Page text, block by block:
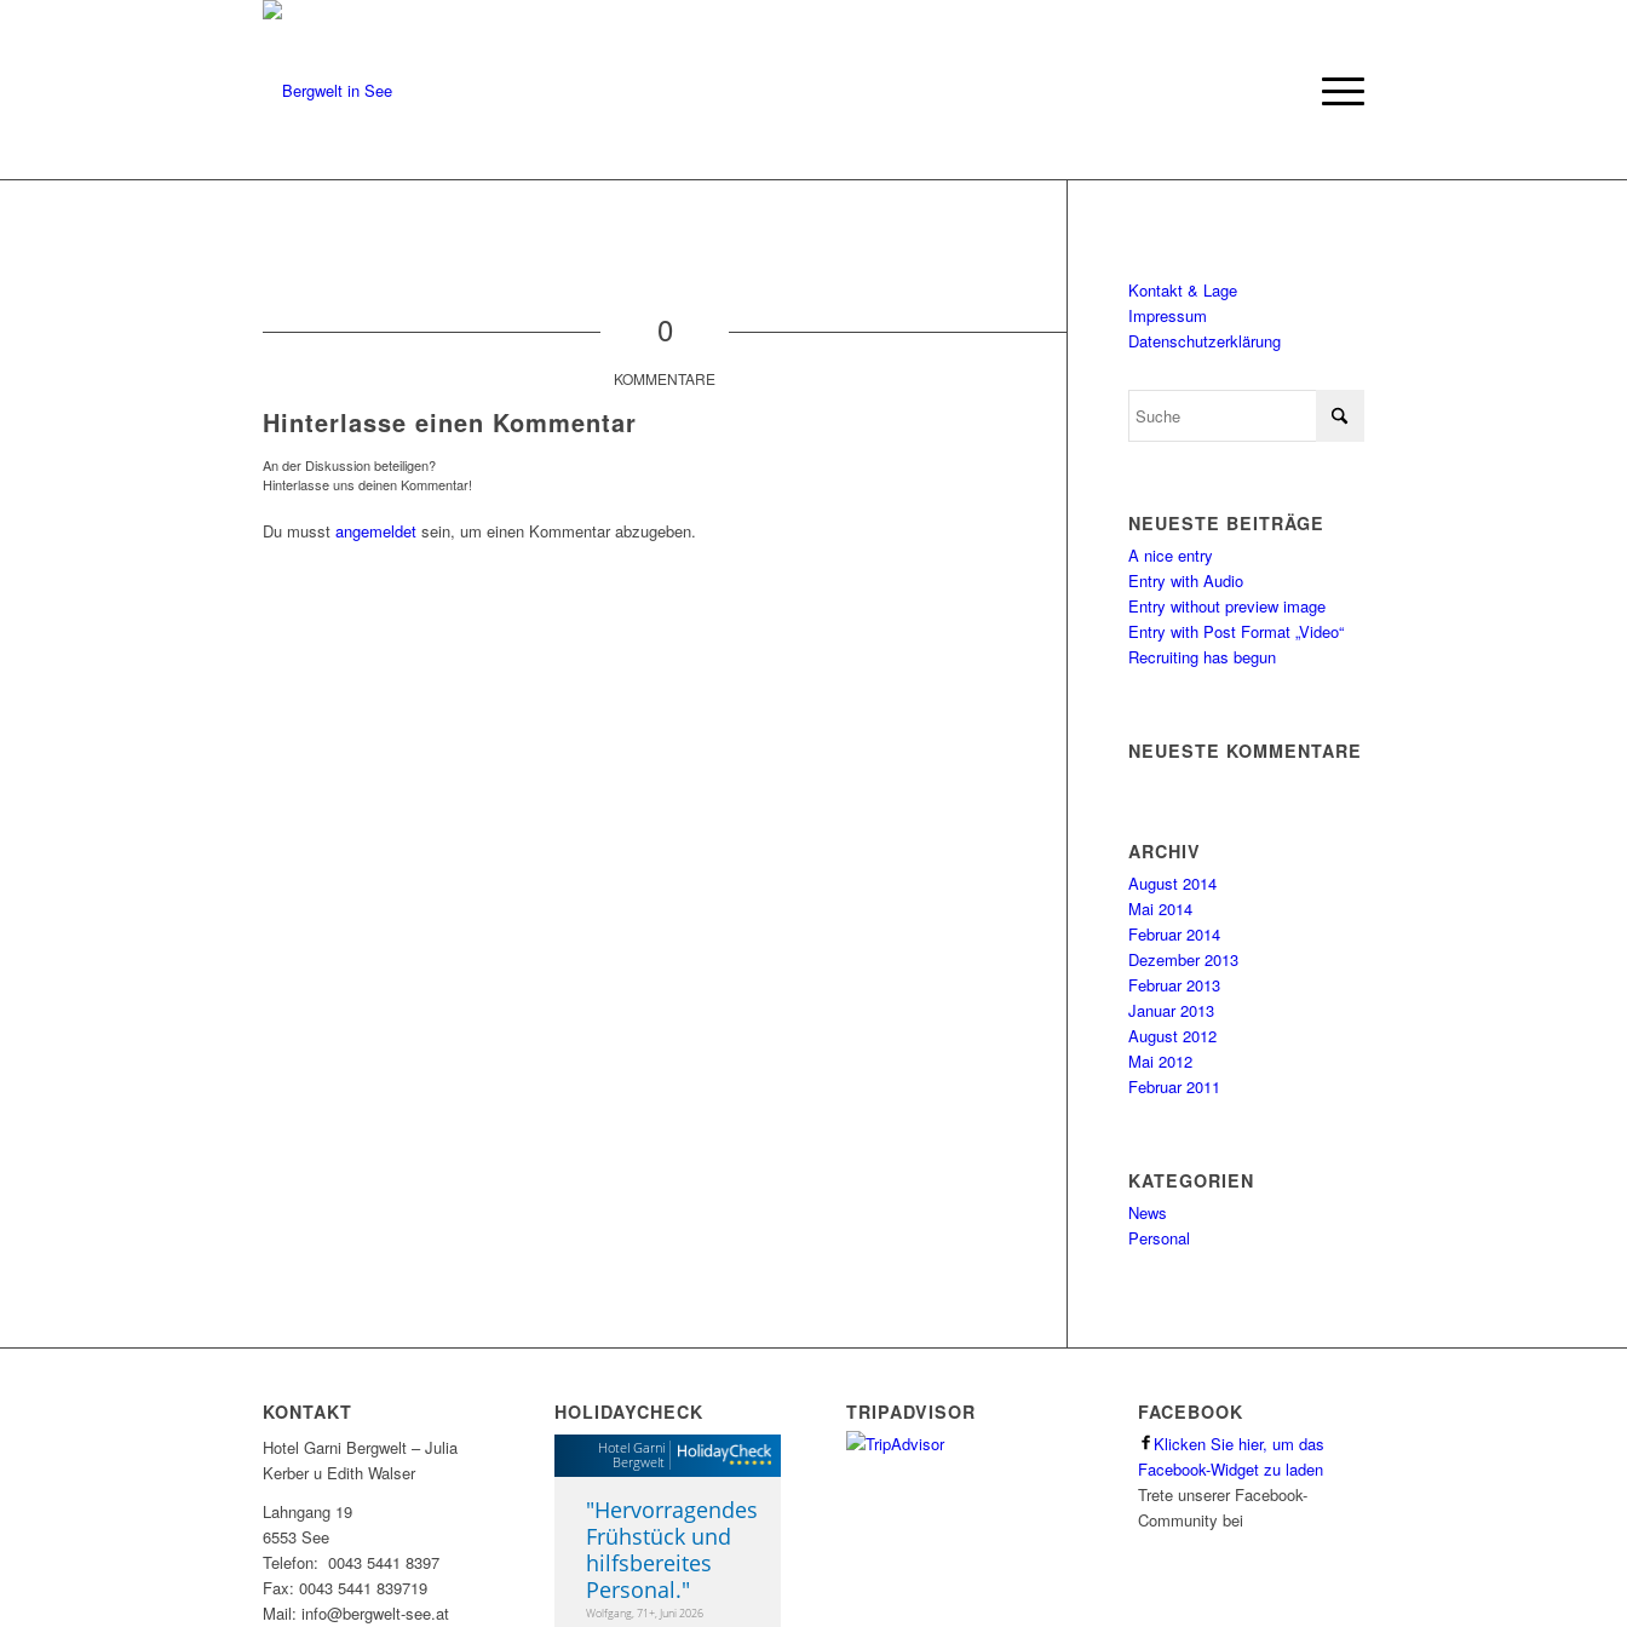
0
KOMMENTARE
Hinterlasse einen Kommentar
An der Diskussion beteiligen?
Hinterlasse uns deinen Kommentar!
Du musst angemeldet sein, um einen Kommentar abzugeben.
Kontakt & Lage
Impressum
Datenschutzerklärung
NEUESTE BEITRÄGE
A nice entry
Entry with Audio
Entry without preview image
Entry with Post Format „Video“
Recruiting has begun
NEUESTE KOMMENTARE
ARCHIV
August 2014
Mai 2014
Februar 2014
Dezember 2013
Februar 2013
Januar 2013
August 2012
Mai 2012
Februar 2011
KATEGORIEN
News
Personal
KONTAKT
Hotel Garni Bergwelt – Julia
Kerber u Edith Walser
Lahngang 19
6553 See
Telefon: 0043 5441 8397
Fax: 0043 5441 839719
Mail: info@bergwelt-see.at
HOLIDAYCHECK
Hotel Garni
Bergwelt
"Hervorragendes
Frühstück und
hilfsbereites
Personal."
Wolfgang, 71+, Juni 2026
TRIPADVISOR FACEBOOK
Klicken Sie hier, um das
Facebook-Widget zu laden
Trete unserer Facebook-
Community bei